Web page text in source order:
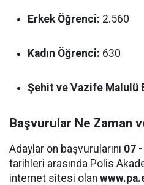
Erkek Öğrenci: 2.560
Kadın Öğrenci: 630
Şehit ve Vazife Malulü
Başvurular Ne Zaman
Adaylar ön başvurularını 07
tarihleri arasında Polis
internet sitesi olan